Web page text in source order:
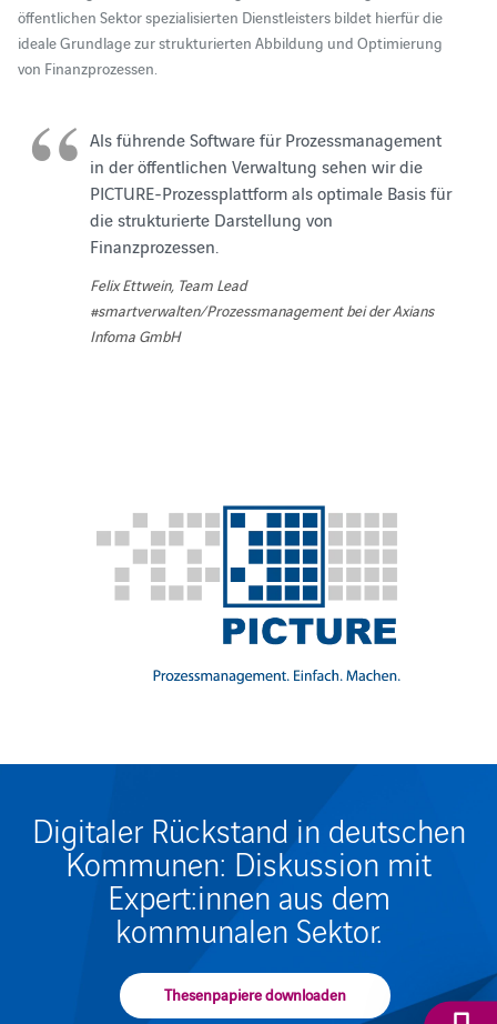
öffentlichen Sektor spezialisierten Dienstleisters bildet hierfür die
ideale Grundlage zur strukturierten Abbildung und Optimierung
von Finanzprozessen.
Als führende Software für Prozessmanagement
in der öffentlichen Verwaltung sehen wir die
PICTURE-Prozessplattform als optimale Basis für
die strukturierte Darstellung von
Finanzprozessen.
Felix Ettwein, Team Lead
#smartverwalten/Prozessmanagement bei der Axians
Infoma GmbH
Digitaler Rückstand in deutschen
Kommunen: Diskussion mit
Expert:innen aus dem
kommunalen Sektor.
Thesenpapiere downloaden